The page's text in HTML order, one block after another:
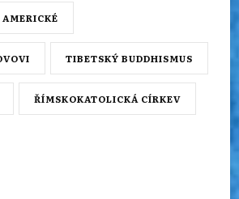
TIBETSKÝ BUDDHISMUS
ŘÍMSKOKATOLICKÁ CÍRKEV